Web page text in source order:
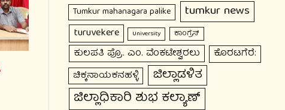
Tumkur mahanagara palike tumkur news
turuvekere University ಕಾಂಗ್ರೆಸ್
ಕುಲಪತಿ ಪ್ರೊ. ಎಂ. ವೆಂಕಟೇಶ್ವರಲು ಕೊರಟಗೆರೆ:
ಚಿಕ್ಕನಾಯಕನಹಳ್ಳಿ ಜಿಲ್ಲಾಡಳಿತ
ಜಿಲ್ಲಾಧಿಕಾರಿ ಶುಭ ಕಲ್ಯಾಣ್